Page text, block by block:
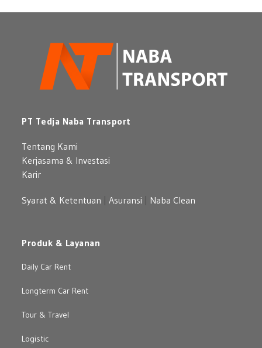
Premium
PT Tedja Naba Transport
Tentang Kami
Kerjasama & Investasi
Karir
Syarat & Ketentuan |Asuransi | Naba Clean
Produk & Layanan
Daily Car Rent
Longterm Car Rent
Tour & Travel
Logistic